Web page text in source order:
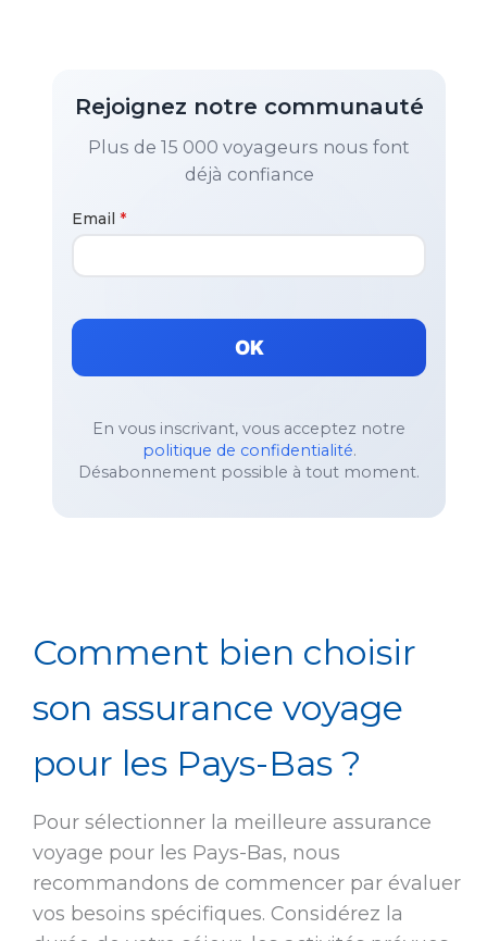
Rejoignez notre communauté
Plus de 15 000 voyageurs nous font
déjà confiance
Email *
OK
En vous inscrivant, vous acceptez notre
politique de confidentialité.
Désabonnement possible à tout moment.
Comment bien choisir
son assurance voyage
pour les Pays-Bas ?
Pour sélectionner la meilleure assurance
voyage pour les Pays-Bas, nous
recommandons de commencer par évaluer
vos besoins spécifiques. Considérez la